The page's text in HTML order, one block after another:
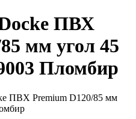
ПВХ
мм угол 45
Пломбир